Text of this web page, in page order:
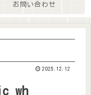
お問い合わせ
2025.12.12